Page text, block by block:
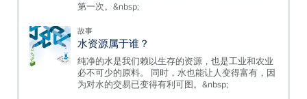
第一次。&nbsp;
故事
水资源属于谁？
纯净的水是我们赖以生存的资源，也是工业和农业
必不可少的原料。 同时，水也能让人变得富有，因
为对水的交易已变得有利可图。&nbsp;